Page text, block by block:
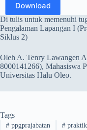
Download
Di tulis untuk memenuhi
Pengalaman Lapangan I
Siklus 2)
Oleh A. Tenry Lawangen
8000141266), Mahasiswa
Universitas Halu Oleo.
Tags
#ppgprajabatan #